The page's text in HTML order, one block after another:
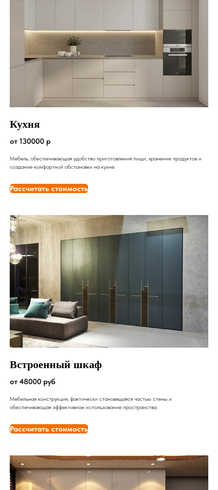
Кухня
от 130000 р
Мебель, обеспечивающая удобство приготовления пищи, хранение продуктов и
создание комфортной обстановки на кухне.
Рассчитать стоимость
Встроенный шкаф
от 48000 руб
Мебельная конструкция, фактически становящаяся частью стены и
обеспечивающая эффективное использование пространства.
Рассчитать стоимость